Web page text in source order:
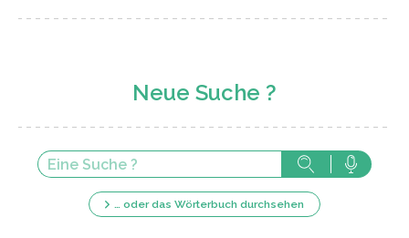
Neue Suche ?
… oder das Wörterbuch durchsehen